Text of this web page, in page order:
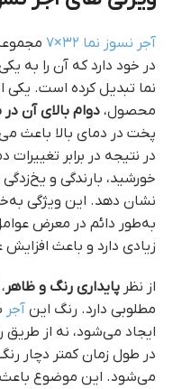
آجر نسوز نما ۳۲×۷
در خود دارد که آن را به
نما تبدیل کرده است. یکی
محصول،دوام بالای آن
پخت در دمای بالا باعث
در نتیجه در برابر
خورشید، بارندگی و
نشان دهد. این ویژگی
به‌طور دائم در معرض
زیادی دارد و باعث
از نظر پایداری رنگ و ظاهر
مطلوبی دارد. رنگ این آجر
ایجاد می‌شود، نه از
در طول زمان کمتر دچار
می‌شود. این موضوع